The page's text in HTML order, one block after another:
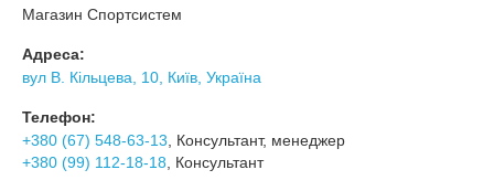
Магазин Спортсистем
Адреса:
вул В. Кільцева, 10, Київ, Україна
Телефон:
+380 (67) 548-63-13 , Консультант, менеджер
+380 (99) 112-18-18 , Консультант